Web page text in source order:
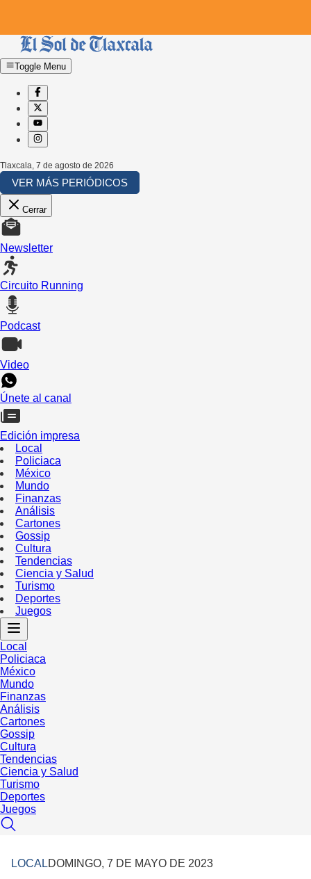
Toggle Menu
Tlaxcala 7 de agosto de 2026
VER MÁS PERIÓDICOS
Cerrar
Newsletter
Circuito Running
Podcast
Video
Únete al canal
Edición impresa
Local
Policiaca
México
Mundo
Finanzas
Análisis
Cartones
Gossip
Cultura
Tendencias
Ciencia y Salud
Turismo
Deportes
Juegos
Local
Policiaca
México
Mundo
Finanzas
Análisis
Cartones
Gossip
Cultura
Tendencias
Ciencia y Salud
Turismo
Deportes
Juegos
LOCALDOMINGO, 7 DE MAYO DE 2023